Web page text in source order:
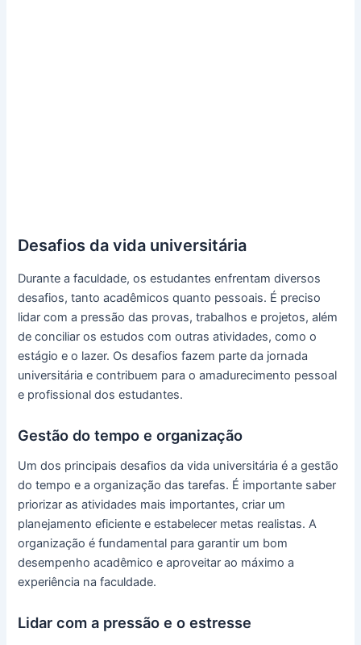
Desafios da vida universitária
Durante a faculdade, os estudantes enfrentam diversos
desafios, tanto acadêmicos quanto pessoais. É preciso
lidar com a pressão das provas, trabalhos e projetos, além
de conciliar os estudos com outras atividades, como o
estágio e o lazer. Os desafios fazem parte da jornada
universitária e contribuem para o amadurecimento pessoal
e profissional dos estudantes.
Gestão do tempo e organização
Um dos principais desafios da vida universitária é a gestão
do tempo e a organização das tarefas. É importante saber
priorizar as atividades mais importantes, criar um
planejamento eficiente e estabelecer metas realistas. A
organização é fundamental para garantir um bom
desempenho acadêmico e aproveitar ao máximo a
experiência na faculdade.
Lidar com a pressão e o estresse